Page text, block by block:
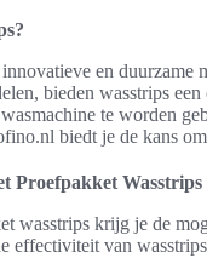
en duurzame
bieden wasstrips
te worden
biedt je de kans
Proefpakket Wasstrips
wasstrips krijg je de
effectiviteit van